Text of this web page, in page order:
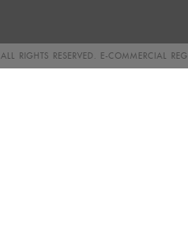
ALL RIGHTS RESERVED. E-COMMERCIAL